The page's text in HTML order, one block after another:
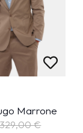
Marrone
€